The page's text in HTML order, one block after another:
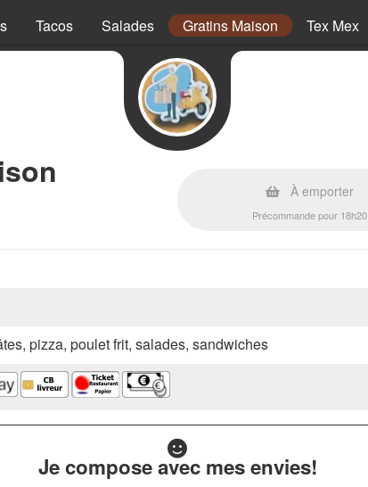
Tacos Salades Gratins Maison Tex Mex
À emporter
Précommande pour 18h20
pizza, poulet frit, salades, sandwiches
Je compose avec mes envies!